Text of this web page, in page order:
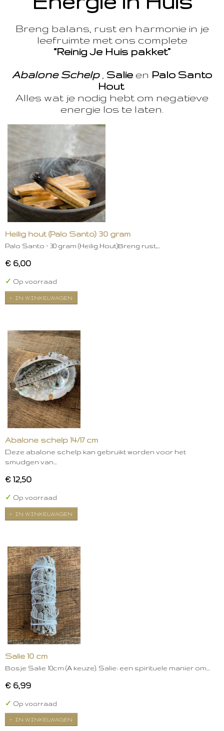
Breng balans, rust en harmonie in je
leefruimte met ons complete
“Reinig Je Huis pakket”
Abalone Schelp, Salie en Palo Santo
Hout
Alles wat je nodig hebt om negatieve
energie los te laten.
Heilig hout (Palo Santo) 30 gram
Palo Santo – 30 gram (Heilig Hout)Breng rust,…
€ 6,00
✓ Op voorraad
IN WINKELWAGEN
Abalone schelp 14/17 cm
Deze abalone schelp kan gebruikt worden voor het
smudgen van…
€ 12,50
✓ Op voorraad
IN WINKELWAGEN
Salie 10 cm
Bosje Salie 10cm (A keuze). Salie: een spirituele manier om…
€ 6,99
✓ Op voorraad
IN WINKELWAGEN